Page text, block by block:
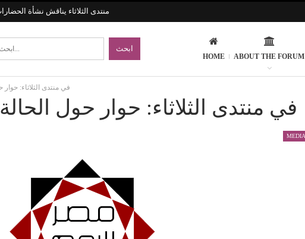
منتدى الثلاثاء يناقش نشأة
HOME ABOUT THE FORUM
في منتدى الثلاثاء:
في منتدى الثلاثاء: حوار حول